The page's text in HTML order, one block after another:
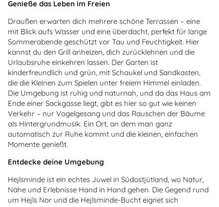
Genieße das Leben im Freien
Draußen erwarten dich mehrere schöne Terrassen – eine
mit Blick aufs Wasser und eine überdacht, perfekt für lange
Sommerabende geschützt vor Tau und Feuchtigkeit. Hier
kannst du den Grill anheizen, dich zurücklehnen und die
Urlaubsruhe einkehren lassen. Der Garten ist
kinderfreundlich und grün, mit Schaukel und Sandkasten,
die die Kleinen zum Spielen unter freiem Himmel einladen.
Die Umgebung ist ruhig und naturnah, und da das Haus am
Ende einer Sackgasse liegt, gibt es hier so gut wie keinen
Verkehr – nur Vogelgesang und das Rauschen der Bäume
als Hintergrundmusik. Ein Ort, an dem man ganz
automatisch zur Ruhe kommt und die kleinen, einfachen
Momente genießt.
Entdecke deine Umgebung
Hejlsminde ist ein echtes Juwel in Südostjütland, wo Natur,
Nähe und Erlebnisse Hand in Hand gehen. Die Gegend rund
um Hejls Nor und die Hejlsminde-Bucht eignet sich